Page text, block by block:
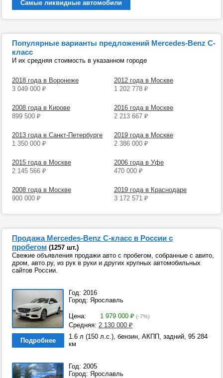
Самые ликвидные автомобили
Популярные варианты предложений Mercedes-Benz C-
класс
И их средняя стоимость в указанном городе
2018 года в Воронеже
3 049 000 ₽
2012 года в Москве
1 202 778 ₽
2008 года в Кирове
899 500 ₽
2016 года в Москве
2 213 667 ₽
2013 года в Санкт-Петербурге
1 350 000 ₽
2019 года в Москве
2 386 000 ₽
2015 года в Москве
2 145 566 ₽
2006 года в Уфе
470 000 ₽
2008 года в Москве
900 000 ₽
2019 года в Краснодаре
3 172 571 ₽
Продажа Mercedes-Benz C-класс в России с
пробегом (1257 шт.)
Свежие объявления продажи авто с пробегом, собранные с авито,
дром, авто.ру, из рук в руки и других крупных автомобильных
сайтов России.
Год: 2016
Город: Ярославль
Цена: 1 979 000 ₽ (-7%)
Средняя: 2 130 000 ₽
Подробнее
1.6 л (150 л.с.), бензин, АКПП, задний, 95 284
км
Год: 2005
Город: Ярославль